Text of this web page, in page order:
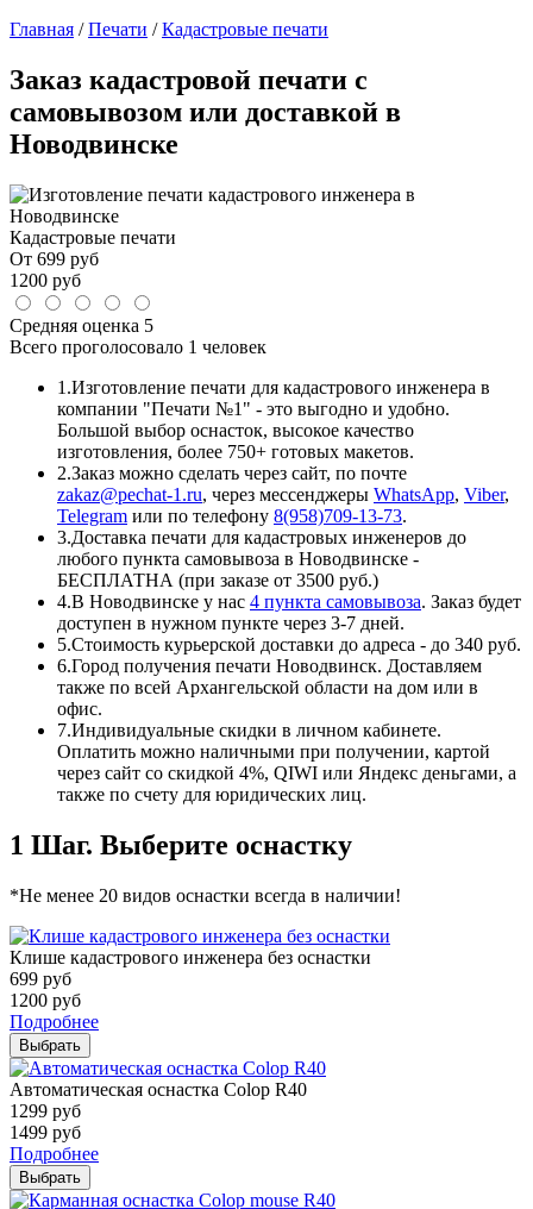
Главная /Печати /Кадастровые печати
Заказ кадастровой печати с
самовывозом или доставкой в
Новодвинске
Кадастровые печати
От 699 руб
1200 руб
Средняя оценка 5
Всего проголосовало 1 человек
1.Изготовление печати для кадастрового инженера в
компании "Печати №1" - это выгодно и удобно.
Большой выбор оснасток, высокое качество
изготовления, более 750+ готовых макетов.
2.Заказ можно сделать через сайт, по почте
zakaz@pechat-1.ru, через мессенджеры WhatsApp, Viber,
Telegram или по телефону 8(958)709-13-73.
3.Доставка печати для кадастровых инженеров до
любого пункта самовывоза в Новодвинске -
БЕСПЛАТНА (при заказе от 3500 руб.)
4.В Новодвинске у нас 4 пункта самовывоза. Заказ будет
доступен в нужном пункте через 3-7 дней.
5.Стоимость курьерской доставки до адреса - до 340 руб.
6.Город получения печати Новодвинск. Доставляем
также по всей Архангельской области на дом или в
офис.
7.Индивидуальные скидки в личном кабинете.
Оплатить можно наличными при получении, картой
через сайт со скидкой 4%, QIWI или Яндекс деньгами, а
также по счету для юридических лиц.
1 Шаг. Выберите оснастку
*Не менее 20 видов оснастки всегда в наличии!
Клише кадастрового инженера без оснастки
699 руб
1200 руб
Подробнее
Выбрать
Автоматическая оснастка Colop R40
1299 руб
1499 руб
Подробнее
Выбрать